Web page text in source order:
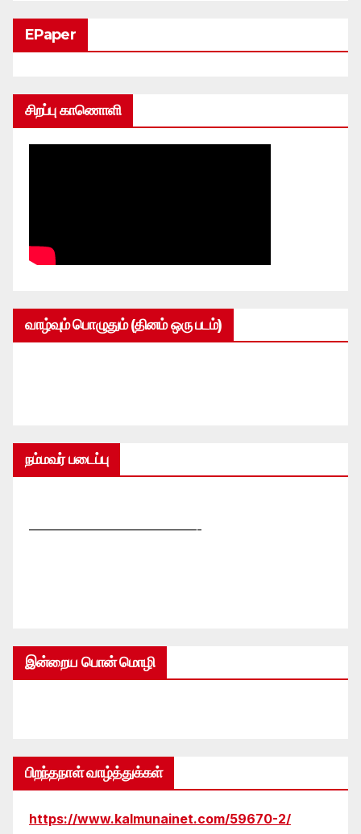
EPaper
சிறப்பு காணொளி
வாழ்வும் பொழுதும் (தினம் ஒரு படம்)
நம்மவர் படைப்பு
—————————————-
இன்றைய பொன் மொழி
பிறந்தநாள் வாழ்த்துக்கள்
https://www.kalmunainet.com/59670-2/